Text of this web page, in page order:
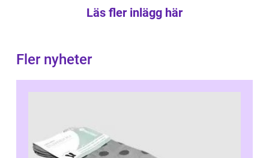
Läs fler inlägg här
Fler nyheter